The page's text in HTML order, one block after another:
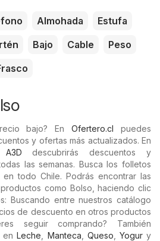
Almohada
Estufa
Bajo Cable
Peso
bajo? EnOfertero.cl puedes
y ofertas más actualizados. En
A3D descubrirás descuentos y
las semanas. Busca los folletos
todo Chile. Podrás encontrar las
como Bolso, haciendo clic
Buscando entre nuestros catálogo
de descuento en otros productos
seguir comprando? También
enLeche Manteca Queso Yogury